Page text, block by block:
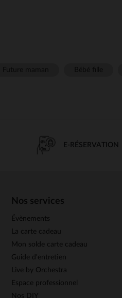
E-RÉSERVATION
Nos services
Évènements
La carte cadeau
Mon solde carte cadeau
Guide d'entretien
Live by Orchestra
Espace professionnel
Nos DIY